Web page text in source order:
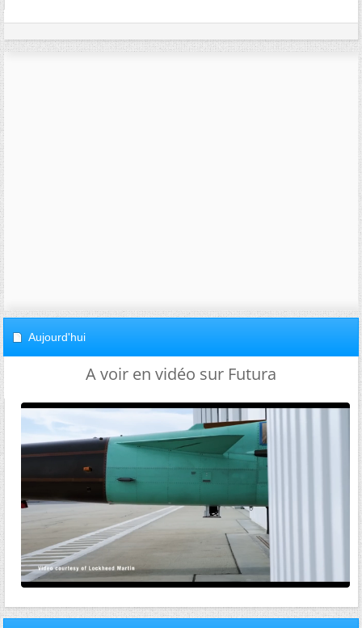
Aujourd'hui
A voir en vidéo sur Futura